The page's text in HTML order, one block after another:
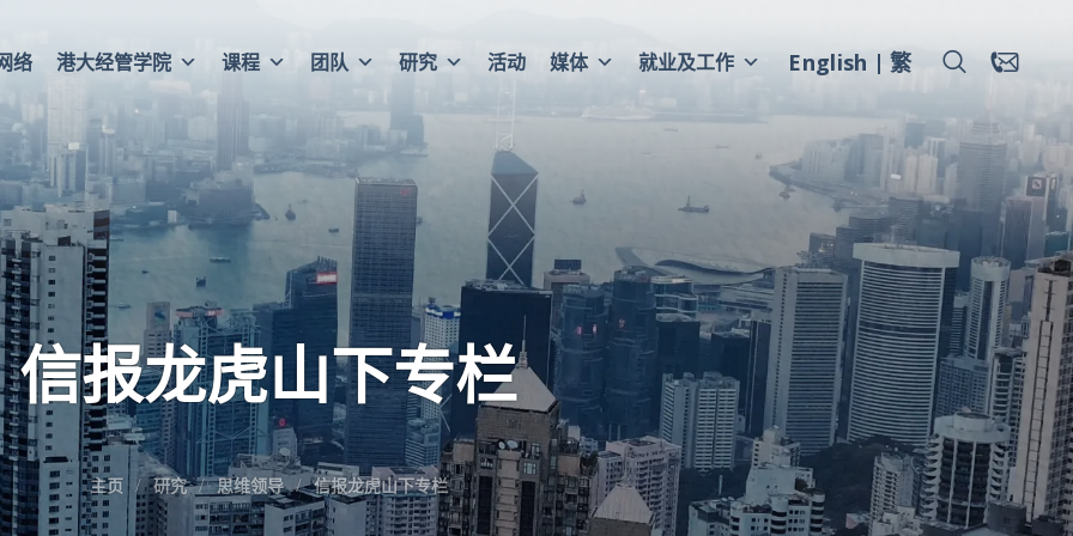
络 港大经管学院 课程 团队 研究 活动 媒体 就业及工作 English 繁
信报龙虎山下专栏
主页 研究 思维领导 信报龙虎山下专栏